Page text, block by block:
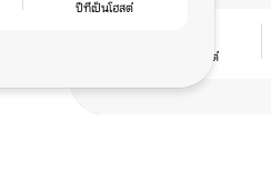
ปีที่เป็นโฮสต์
คะแนนจากเกสต์